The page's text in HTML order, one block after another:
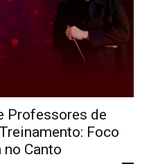
Professores de
Foco
no Canto